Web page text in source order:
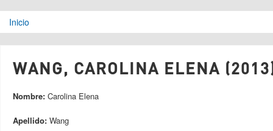
Se encuentra usted aquí
Inicio
WANG, CAROLINA ELENA
Nombre: Carolina Elena
Apellido: Wang